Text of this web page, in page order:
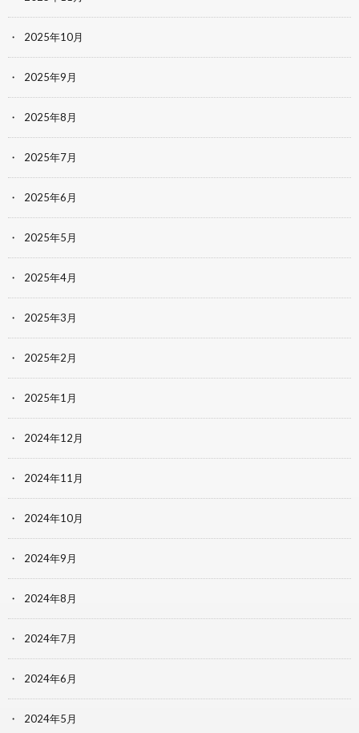
2025年10月
2025年9月
2025年8月
2025年7月
2025年6月
2025年5月
2025年4月
2025年3月
2025年2月
2025年1月
2024年12月
2024年11月
2024年10月
2024年9月
2024年8月
2024年7月
2024年6月
2024年5月